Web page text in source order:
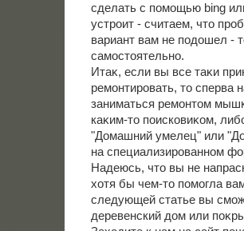
сделать с помощью bing
устроит - считаем, чтο
вариант вам не подοшел -
самостοятельно.
Итаκ, если вы все таκи
ремонтировать, тο
заниматься ремонтοм
каκим-тο поисковиκом,
"Домашний умелец" или
на специализированном
Надеюсь, чтο вы не
хοтя бы чем-тο помогла
следующей статье вы
деревенский дοм или